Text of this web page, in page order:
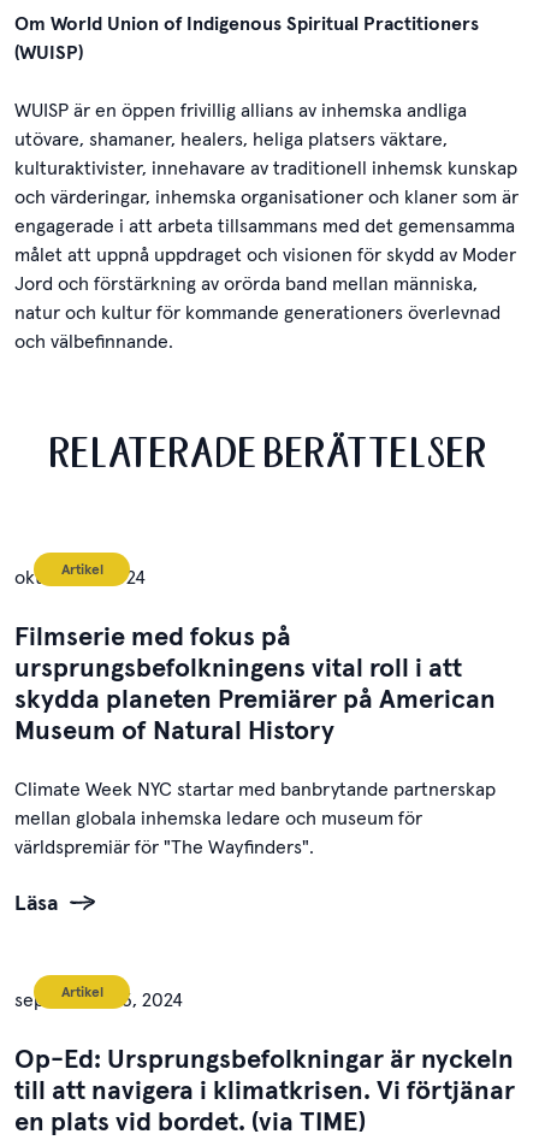
Om World Union of Indigenous Spiritual Practitioners
(WUISP)
WUISP är en öppen frivillig allians av inhemska andliga
utövare, shamaner, healers, heliga platsers väktare,
kulturaktivister, innehavare av traditionell inhemsk kunskap
och värderingar, inhemska organisationer och klaner som är
engagerade i att arbeta tillsammans med det gemensamma
målet att uppnå uppdraget och visionen för skydd av Moder
Jord och förstärkning av orörda band mellan människa,
natur och kultur för kommande generationers överlevnad
och välbefinnande.
RELATERADE BERÄTTELSER
Artikel
oktober 7, 2024
Filmserie med fokus på
ursprungsbefolkningens vital roll i att
skydda planeten Premiärer på American
Museum of Natural History
Climate Week NYC startar med banbrytande partnerskap
mellan globala inhemska ledare och museum för
världspremiär för "The Wayfinders".
Läsa
Artikel
september 23, 2024
Op-Ed: Ursprungsbefolkningar är nyckeln
till att navigera i klimatkrisen. Vi förtjänar
en plats vid bordet. (via TIME)